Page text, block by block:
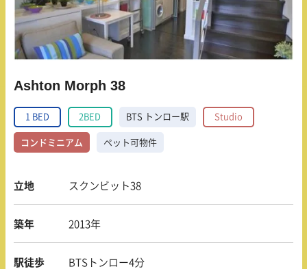
Ashton Morph 38
1 BED 2BED BTS トンロー駅 Studio
コンドミニアム ペット可物件
立地 スクンビット38
築年 2013年
駅徒歩 BTSトンロー4分